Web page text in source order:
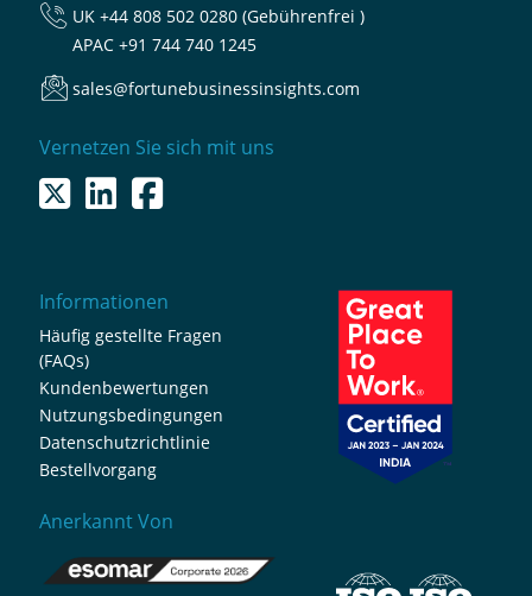
UK +44 808 502 0280 (Gebührenfrei )
APAC +91 744 740 1245
sales@fortunebusinessinsights.com
Vernetzen Sie sich mit uns
Informationen
Häufig gestellte Fragen
(FAQs)
Kundenbewertungen
Nutzungsbedingungen
Datenschutzrichtlinie
Bestellvorgang
Anerkannt Von